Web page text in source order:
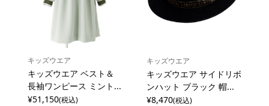
キッズウエア
キッズウエア ベスト＆
長袖ワンピース ミント...
¥51,150(税込)
キッズウエア
キッズウエア サイドリボ
ンハット ブラック 帽...
¥8,470(税込)